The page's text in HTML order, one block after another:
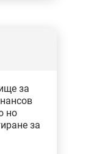
за
но
за